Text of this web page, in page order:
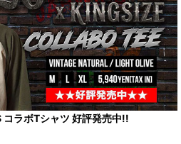
ラボTシャツ 好評発売中!!